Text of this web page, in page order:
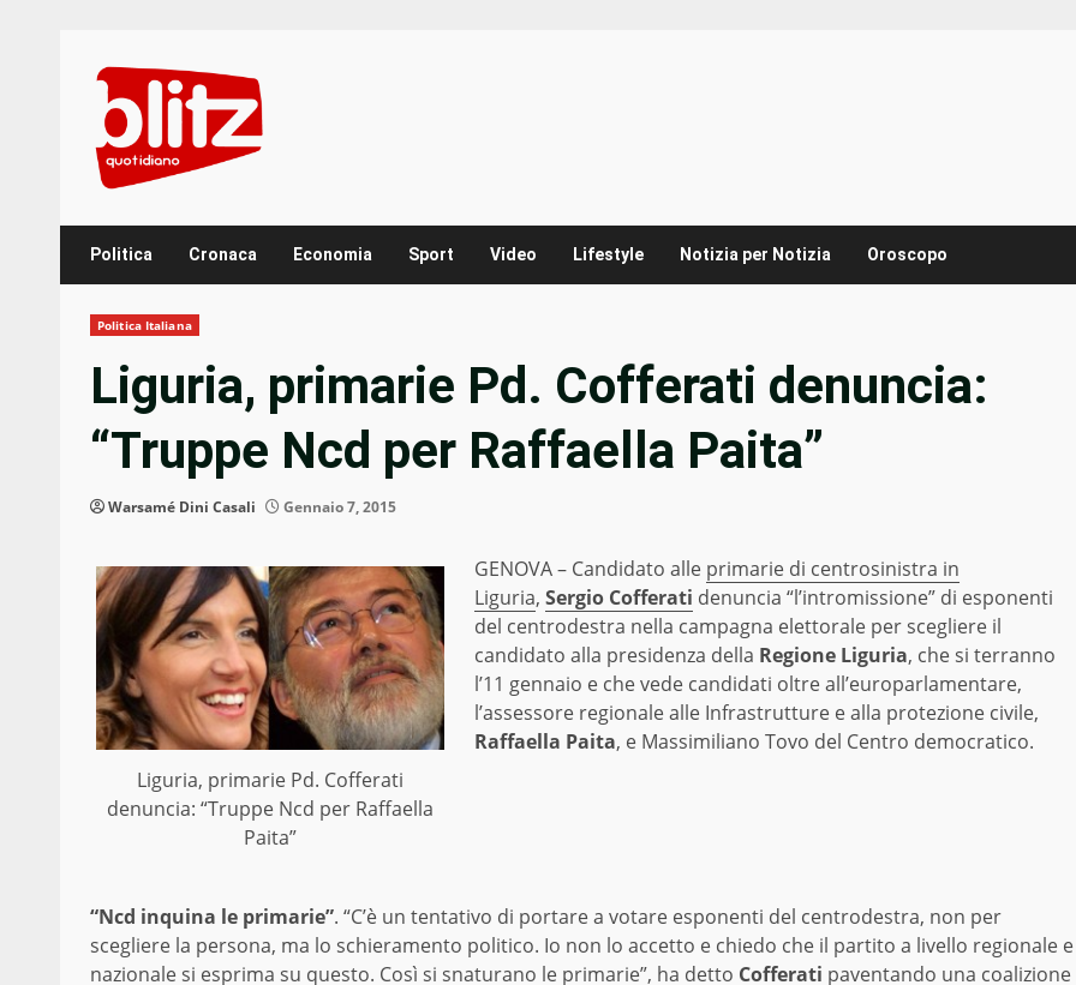
content
Politica Cronaca Economia Sport Video Lifestyle Notizia per Notizia Oroscopo
Politica Italiana
Liguria, primarie Pd. Cofferati denuncia:
“Truppe Ncd per Raffaella Paita”
Warsamé Dini Casali Gennaio 7, 2015
Liguria, primarie Pd. Cofferati
denuncia: “Truppe Ncd per Raffaella
Paita”
GENOVA – Candidato alle primarie di centrosinistra in
Liguria, Sergio Cofferati denuncia “l’intromissione” di esponenti
del centrodestra nella campagna elettorale per scegliere il
candidato alla presidenza della Regione Liguria, che si terranno
l’11 gennaio e che vede candidati oltre all’europarlamentare,
l’assessore regionale alle Infrastrutture e alla protezione civile,
Raffaella Paita, e Massimiliano Tovo del Centro democratico.
“Ncd inquina le primarie”. “C’è un tentativo di portare a votare esponenti del centrodestra, non per
scegliere la persona, ma lo schieramento politico. Io non lo accetto e chiedo che il partito a livello regionale e
nazionale si esprima su questo. Così si snaturano le primarie”, ha detto Cofferati paventando una coalizione